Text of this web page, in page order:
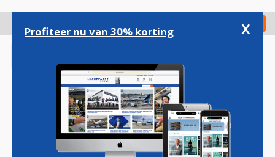
gaan
Check in
Magazine Podcasts Vacatures
Profiteer nu van 30% korting x